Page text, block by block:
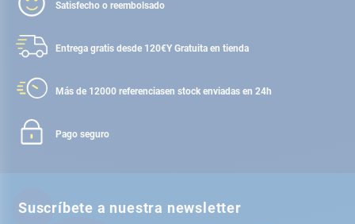
Satisfecho o reembolsado
Entrega gratis desde 120€Y Gratuita en tienda
Más de 12000 referenciasen stock enviadas en 24h
Pago seguro
Suscríbete a nuestra newsletter